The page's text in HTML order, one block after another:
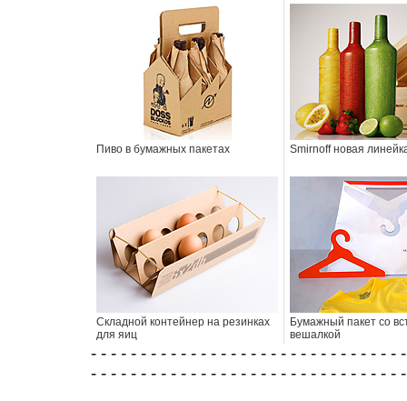
Пиво в бумажных пакетах Smirnoff новая
Складной контейнер на резинках
для яиц
Бумажный пакет со
вешалкой
- - - - - - - - - - - - - - - - - - - - - - - - - - - - - - -
- - - - - - - - - - - - - - - - - - - - - - - - - - - - - - -